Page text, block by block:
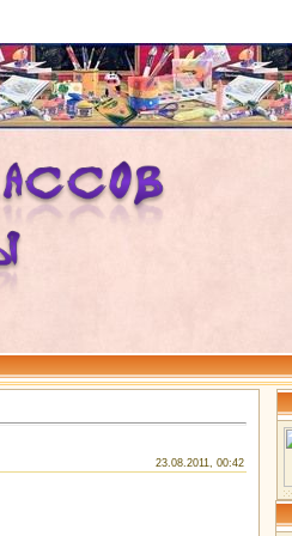
23.08.2011, 00:42